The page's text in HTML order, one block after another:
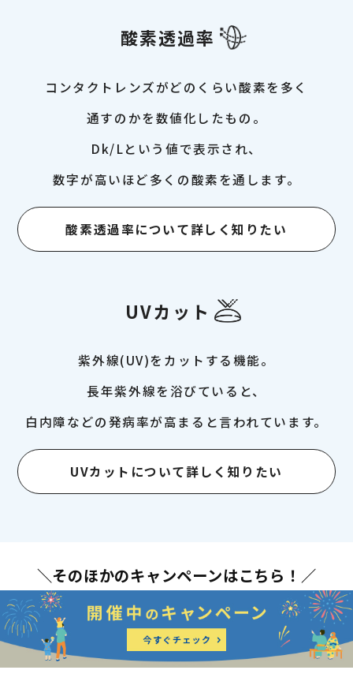
酸素透過率
コンタクトレンズがどのくらい酸素を多く
通すのかを数値化したもの。
Dk/Lという値で表示され、
数字が高いほど多くの酸素を通します。
酸素透過率について詳しく知りたい
UVカット
紫外線(UV)をカットする機能。
長年紫外線を浴びていると、
白内障などの発病率が高まると言われています。
UVカットについて詳しく知りたい
＼そのほかのキャンペーンはこちら！／